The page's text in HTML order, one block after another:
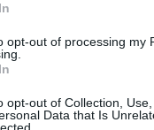
opt-out of processing my
opt-out of Collection,
Data that Is
Příbram